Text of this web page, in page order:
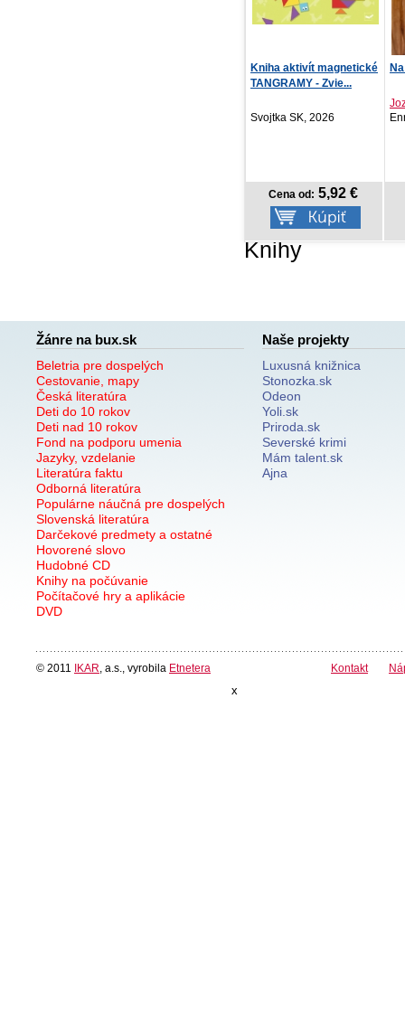
Na laze v doline
Enribook, 2026
Cena od:8,92 €
Knihy
Žánre na bux.sk
Beletria pre dospelých
Cestovanie, mapy
Česká literatúra
Deti do 10 rokov
Deti nad 10 rokov
Fond na podporu umenia
Jazyky, vzdelanie
Literatúra faktu
Odborná literatúra
Populárne náučná pre dospelých
Slovenská literatúra
Darčekové predmety a ostatné
Hovorené slovo
Hudobné CD
Knihy na počúvanie
Počítačové hry a aplikácie
DVD
Naše projekty
Luxusná knižnica
Stonozka.sk
Odeon
Yoli.sk
Priroda.sk
Severské krimi
Mám talent.sk
Ajna
© 2011 IKAR , a.s., vyrobila Etnetera Kontakt
x